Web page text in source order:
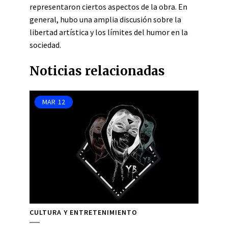
representaron ciertos aspectos de la obra. En
general, hubo una amplia discusión sobre la
libertad artística y los límites del humor en la
sociedad.
Noticias relacionadas
MAR 12
CULTURA Y ENTRETENIMIENTO